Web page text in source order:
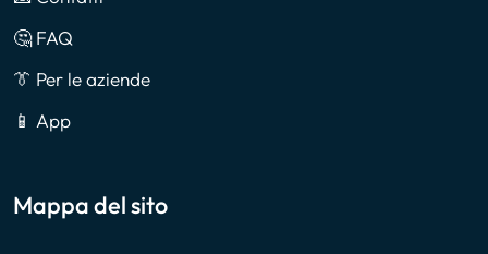
🤔 FAQ
👔 Per le aziende
📱 App
Mappa del sito